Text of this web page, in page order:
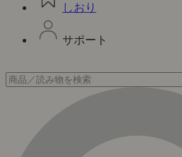
しおり
サポート